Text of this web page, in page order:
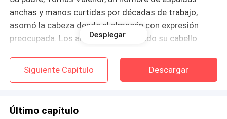
anchas y manos curtidas por décadas de trabajo,
asomó la cabeza desde el almacén con expresión
preocupada. Los años habían plateado su cabello
vivacidad que había heredado Isabella.
Desplegar
Siguiente Capítulo Descargar
Último capítulo